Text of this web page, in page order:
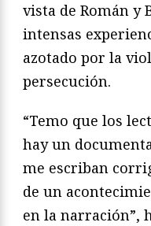
vista de Román y
intensas
azotado por la
persecución.
“Temo que los
hay un
me escriban
de un
en la narración”,